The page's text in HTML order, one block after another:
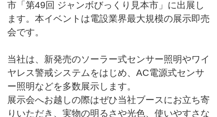
市「第49回 ジャンボびっくり見本市」に出展し
ます。本イベントは電設業界最大規模の展示即売
会です。
当社は、新発売のソーラー式センサー照明やワイ
ヤレス警戒システムをはじめ、AC電源式センサ
ー照明などを多数展示します。
展示会へお越しの際はぜひ当社ブースにお立ち寄
りいただき、実物の明るさや光色、使いやすさな